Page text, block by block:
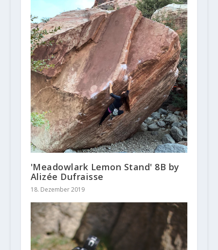
'Meadowlark Lemon Stand' 8B by
Alizée Dufraisse
18. Dezember 2019